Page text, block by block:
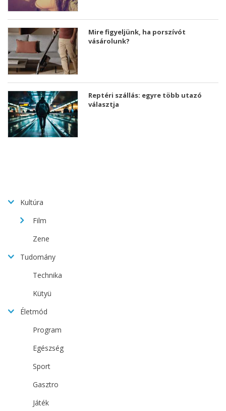
Mire figyeljünk, ha porszívót
vásárolunk?
Reptéri szállás: egyre több utazó
választja
Kultúra
Film
Zene
Tudomány
Technika
Kütyü
Életmód
Program
Egészség
Sport
Gasztro
Játék